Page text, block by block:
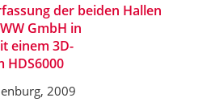
der beiden Hallen
GmbH in
einem 3D-
HDS6000
2009